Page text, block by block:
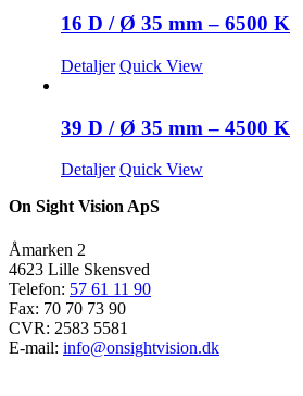
16 D / Ø 35 mm – 6500 K
Detaljer Quick View
39 D / Ø 35 mm – 4500 K
Detaljer Quick View
On Sight Vision ApS
Åmarken 2
4623 Lille Skensved
Telefon: 57 61 11 90
Fax: 70 70 73 90
CVR: 2583 5581
E-mail: info@onsightvision.dk